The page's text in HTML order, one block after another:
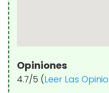
Opiniones
4.7/5 (Leer Las